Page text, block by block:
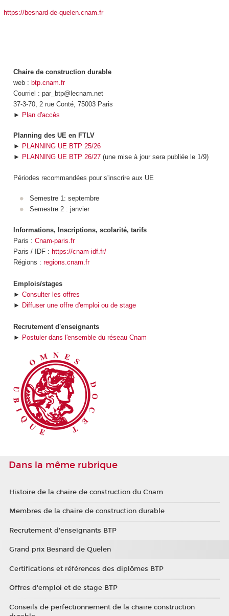
https://besnard-de-quelen.cnam.fr
Chaire de construction durable
web : btp.cnam.fr
Courriel : par_btp@lecnam.net
37-3-70, 2 rue Conté, 75003 Paris
► Plan d'accès
Planning des UE en FTLV
► PLANNING UE BTP 25/26
► PLANNING UE BTP 26/27(une mise à jour sera publiée le 1/9)
Périodes recommandées pour s'inscrire aux UE
Semestre 1: septembre
Semestre 2 : janvier
Informations, Inscriptions, scolarité, tarifs
Paris : Cnam-paris.fr
Paris / IDF : https://cnam-idf.fr/
Régions : regions.cnam.fr
Emplois/stages
► Consulter les offres
► Diffuser une offre d'emploi ou de stage
Recrutement d'enseignants
► Postuler dans l'ensemble du réseau Cnam
Dans la même rubrique
Histoire de la chaire de construction du Cnam
Membres de la chaire de construction durable
Recrutement d'enseignants BTP
Grand prix Besnard de Quelen
Certifications et références des diplômes BTP
Offres d'emploi et de stage BTP
Conseils de perfectionnement de la chaire construction